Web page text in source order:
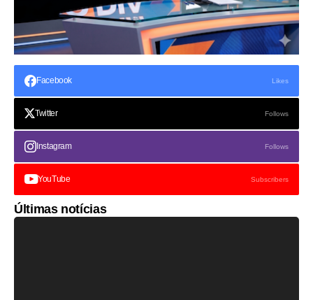
Facebook Likes
Twitter Follows
Instagram Follows
YouTube Subscribers
Últimas notícias